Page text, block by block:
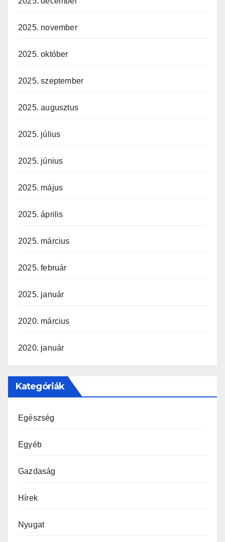
2025. november
2025. október
2025. szeptember
2025. augusztus
2025. július
2025. június
2025. május
2025. április
2025. március
2025. február
2025. január
2020. március
2020. január
Kategóriák
Egészség
Egyéb
Gazdaság
Hírek
Nyugat